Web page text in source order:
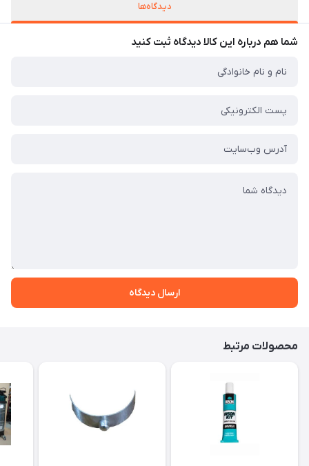
دیدگاه‌ها
شما هم درباره این کالا دیدگاه ثبت کنید
ارسال دیدگاه
محصولات مرتبط